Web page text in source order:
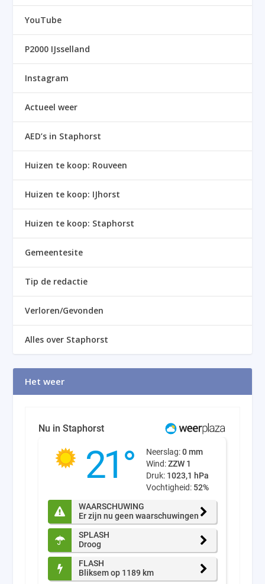
YouTube
P2000 IJsselland
Instagram
Actueel weer
AED’s in Staphorst
Huizen te koop: Rouveen
Huizen te koop: IJhorst
Huizen te koop: Staphorst
Gemeentesite
Tip de redactie
Verloren/Gevonden
Alles over Staphorst
Het weer